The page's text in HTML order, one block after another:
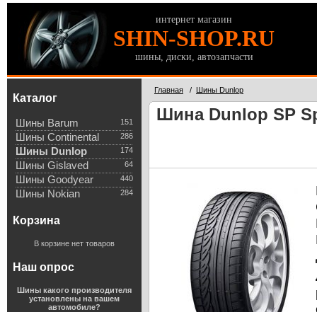
интернет магазин
SHIN-SHOP.RU
шины, диски, автозапчасти
Каталог
151
Шины Barum
286
Шины Continental
174
Шины Dunlop
64
Шины Gislaved
440
Шины Goodyear
284
Шины Nokian
Корзина
В корзине нет товаров
Наш опрос
Шины какого производителя
установлены на вашем
автомобиле?
Главная / Шины Dunlop
Шина Dunlop SP